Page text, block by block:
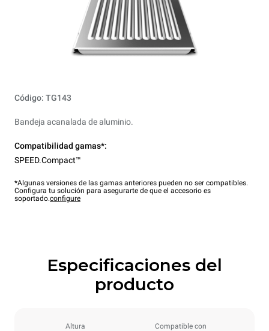
Código: TG143
Bandeja acanalada de aluminio.
Compatibilidad gamas*:
SPEED.Compact™
*Algunas versiones de las gamas anteriores pueden no ser compatibles.
Configura tu solución para asegurarte de que el accesorio es
soportado.configure
Especificaciones del
producto
Altura Compatible con